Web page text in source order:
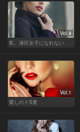
Vol.4
私、港区女子になれない
Vol.1
愛しのドS妻